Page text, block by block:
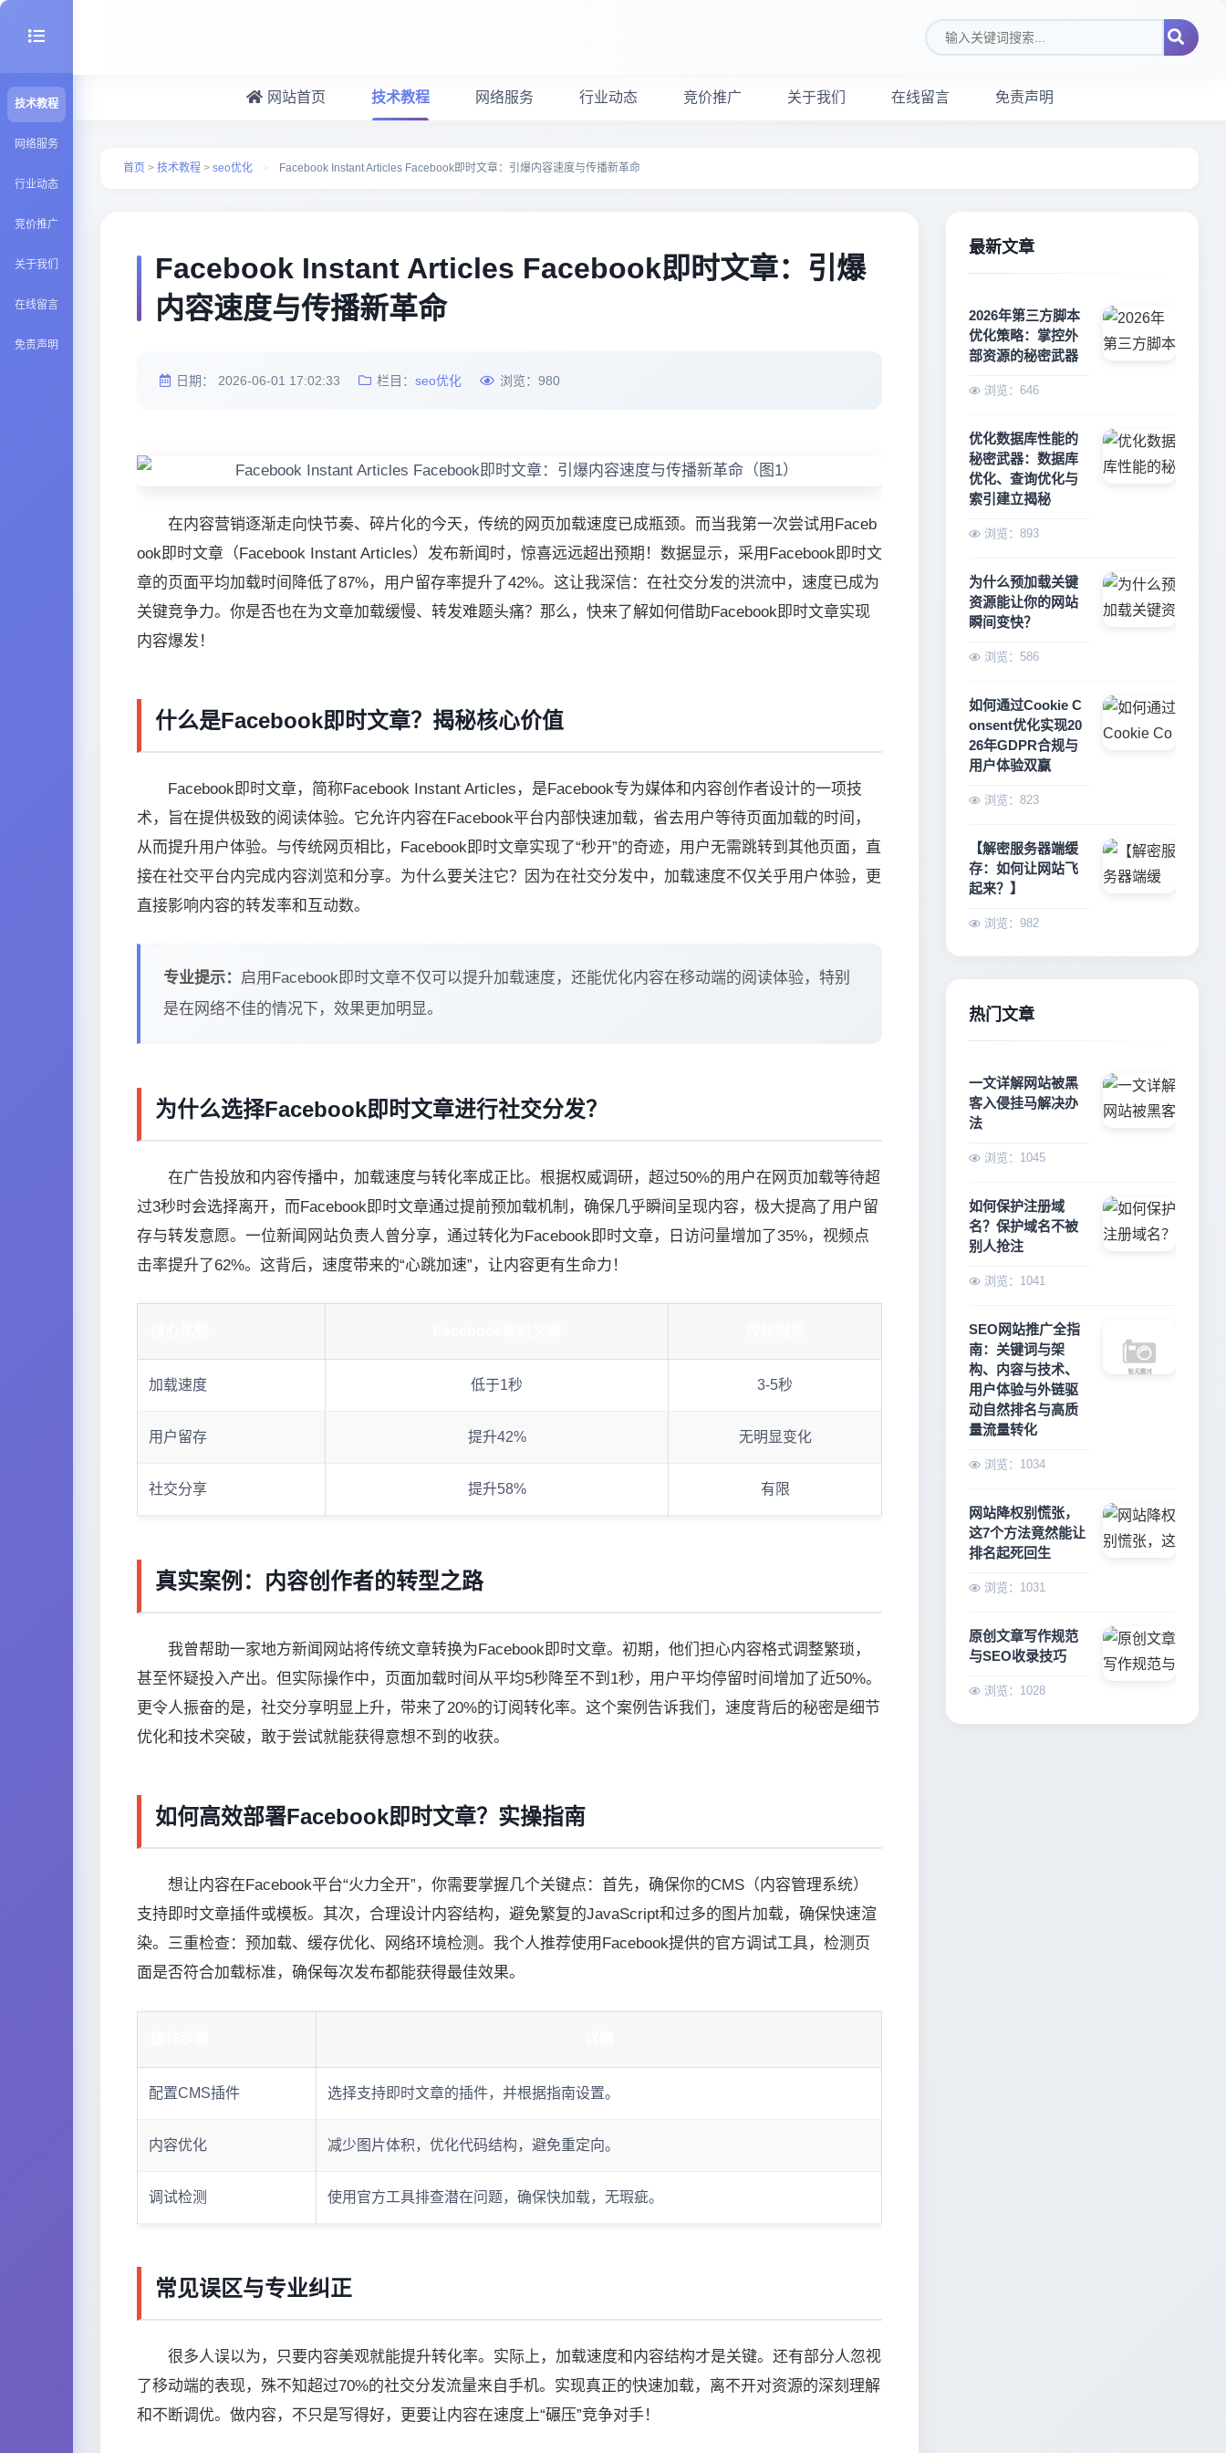
技术教程
seo优化
网络服务
行业动态
竞价推广
关于我们
在线留言
免责声明
搜索关键词
网站首页 技术教程 网络服务 行业动态 竞价推广 关于我们 在线留言 免责声明
首页 > 技术教程 > seo优化 > Facebook Instant Articles Facebook即时文章：引爆内容速度与传播新革命
Facebook Instant Articles Facebook即时文章：引爆
内容速度与传播新革命
日期： 2026-06-01 17:02:33 栏目： seo优化 浏览： 980
在内容营销逐渐走向快节奏、碎片化的今天，传统的网页加载速度已成瓶颈。而当我第一次尝试用Faceb
ook即时文章（Facebook Instant Articles）发布新闻时，惊喜远远超出预期！数据显示，采用Facebook即时文
章的页面平均加载时间降低了87%，用户留存率提升了42%。这让我深信：在社交分发的洪流中，速度已成为
关键竞争力。你是否也在为文章加载缓慢、转发难题头痛？那么，快来了解如何借助Facebook即时文章实现
内容爆发！
什么是Facebook即时文章？揭秘核心价值
Facebook即时文章，简称Facebook Instant Articles，是Facebook专为媒体和内容创作者设计的一项技
术，旨在提供极致的阅读体验。它允许内容在Facebook平台内部快速加载，省去用户等待页面加载的时间，
从而提升用户体验。与传统网页相比，Facebook即时文章实现了“秒开”的奇迹，用户无需跳转到其他页面，直
接在社交平台内完成内容浏览和分享。为什么要关注它？因为在社交分发中，加载速度不仅关乎用户体验，更
直接影响内容的转发率和互动数。
专业提示： 启用Facebook即时文章不仅可以提升加载速度，还能优化内容在移动端的阅读体验，特别
是在网络不佳的情况下，效果更加明显。
为什么选择Facebook即时文章进行社交分发？
在广告投放和内容传播中，加载速度与转化率成正比。根据权威调研，超过50%的用户在网页加载等待超
过3秒时会选择离开，而Facebook即时文章通过提前预加载机制，确保几乎瞬间呈现内容，极大提高了用户留
存与转发意愿。一位新闻网站负责人曾分享，通过转化为Facebook即时文章，日访问量增加了35%，视频点
击率提升了62%。这背后，速度带来的“心跳加速”，让内容更有生命力！
加载速度 低于1秒 3-5秒
用户留存 提升42% 无明显变化
社交分享 提升58% 有限
真实案例：内容创作者的转型之路
我曾帮助一家地方新闻网站将传统文章转换为Facebook即时文章。初期，他们担心内容格式调整繁琐，
甚至怀疑投入产出。但实际操作中，页面加载时间从平均5秒降至不到1秒，用户平均停留时间增加了近50%。
更令人振奋的是，社交分享明显上升，带来了20%的订阅转化率。这个案例告诉我们，速度背后的秘密是细节
优化和技术突破，敢于尝试就能获得意想不到的收获。
如何高效部署Facebook即时文章？实操指南
想让内容在Facebook平台“火力全开”，你需要掌握几个关键点：首先，确保你的CMS（内容管理系统）
支持即时文章插件或模板。其次，合理设计内容结构，避免繁复的JavaScript和过多的图片加载，确保快速渲
染。三重检查：预加载、缓存优化、网络环境检测。我个人推荐使用Facebook提供的官方调试工具，检测页
面是否符合加载标准，确保每次发布都能获得最佳效果。
配置CMS插件 选择支持即时文章的插件，并根据指南设置。
内容优化 减少图片体积，优化代码结构，避免重定向。
调试检测 使用官方工具排查潜在问题，确保快加载，无瑕疵。
常见误区与专业纠正
很多人误以为，只要内容美观就能提升转化率。实际上，加载速度和内容结构才是关键。还有部分人忽视
了移动端的表现，殊不知超过70%的社交分发流量来自手机。实现真正的快速加载，离不开对资源的深刻理解
和不断调优。做内容，不只是写得好，更要让内容在速度上“碾压”竞争对手！
最新文章
2026年第三方脚本
优化策略：掌控外
部资源的秘密武器
浏览：646
优化数据库性能的
秘密武器：数据库
优化、查询优化与
索引建立揭秘
浏览：893
为什么预加载关键
资源能让你的网站
瞬间变快？
浏览：586
如何通过Cookie C
onsent优化实现20
26年GDPR合规与
用户体验双赢
浏览：823
【解密服务器端缓
存：如何让网站飞
起来？】
浏览：982
热门文章
一文详解网站被黑
客入侵挂马解决办
法
浏览：1045
如何保护注册域
名？保护域名不被
别人抢注
浏览：1041
SEO网站推广全指
南：关键词与架
构、内容与技术、
用户体验与外链驱
动自然排名与高质
量流量转化
浏览：1034
网站降权别慌张，
这7个方法竟然能让
排名起死回生
浏览：1031
原创文章写作规范
与SEO收录技巧
浏览：1028